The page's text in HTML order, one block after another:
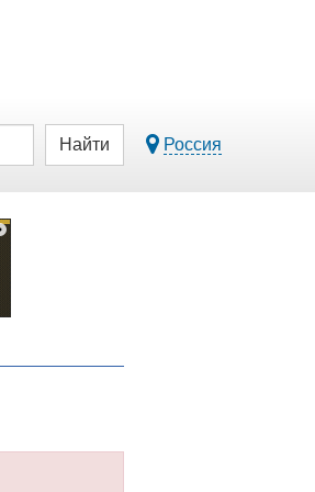
Найти Россия